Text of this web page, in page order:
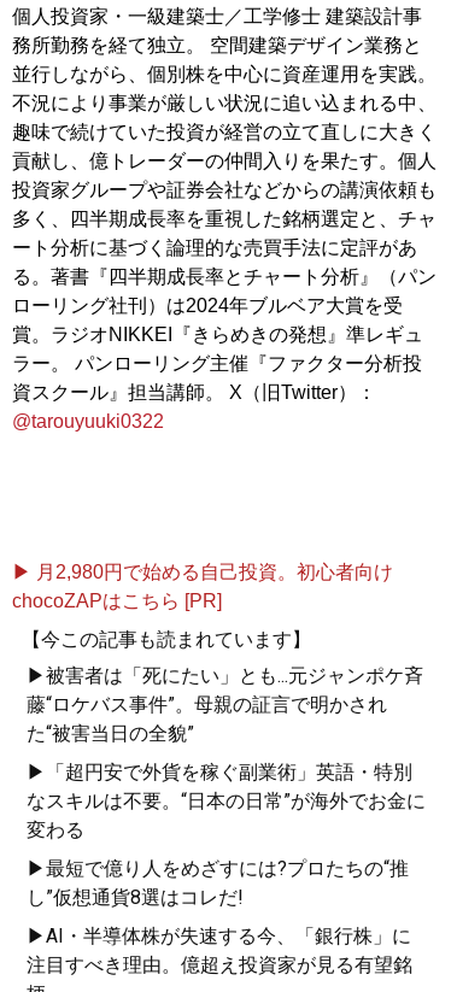
個人投資家・一級建築士／工学修士 建築設計事
務所勤務を経て独立。 空間建築デザイン業務と
並行しながら、個別株を中心に資産運用を実践。
不況により事業が厳しい状況に追い込まれる中、
趣味で続けていた投資が経営の立て直しに大きく
貢献し、億トレーダーの仲間入りを果たす。個人
投資家グループや証券会社などからの講演依頼も
多く、四半期成長率を重視した銘柄選定と、チャ
ート分析に基づく論理的な売買手法に定評があ
る。著書『四半期成長率とチャート分析』（パン
ローリング社刊）は2024年ブルベア大賞を受
賞。ラジオNIKKEI『きらめきの発想』準レギュ
ラー。 パンローリング主催『ファクター分析投
資スクール』担当講師。 X（旧Twitter）：
@tarouyuuki0322
▶ 月2,980円で始める自己投資。初心者向け
chocoZAPはこちら [PR]
【今この記事も読まれています】
▶被害者は「死にたい」とも...元ジャンポケ斉
藤“ロケバス事件”。母親の証言で明かされ
た“被害当日の全貌”
▶「超円安で外貨を稼ぐ副業術」英語・特別
なスキルは不要。“日本の日常”が海外でお金に
変わる
▶最短で億り人をめざすには?プロたちの“推
し”仮想通貨8選はコレだ!
▶AI・半導体株が失速する今、「銀行株」に
注目すべき理由。億超え投資家が見る有望銘